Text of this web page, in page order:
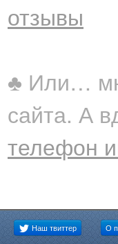
отзывы
♣ Или…
сайта. А
телефон
Наш твиттер О